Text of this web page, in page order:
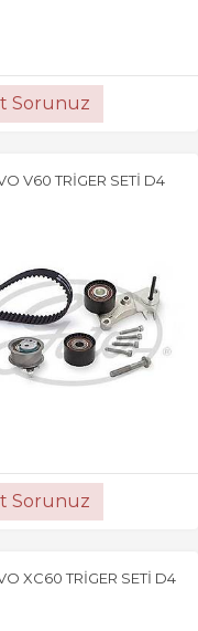
Sorunuz
V60 TRİGER SETİ D4
Sorunuz
XC60 TRİGER SETİ D4